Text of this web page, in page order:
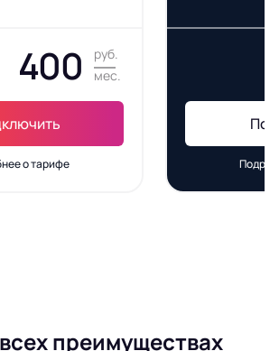
400
руб.
мес.
о тарифе
преимуществах